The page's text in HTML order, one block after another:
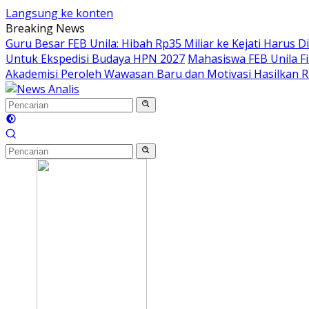
Langsung ke konten
Breaking News
Guru Besar FEB Unila: Hibah Rp35 Miliar ke Kejati
Untuk Ekspedisi Budaya HPN 2027 Mahasiswa FEB Unila
Akademisi Peroleh Wawasan Baru dan Motivasi Hasilkan